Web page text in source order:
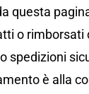
questa
o rimborsati
spedizioni
è alla